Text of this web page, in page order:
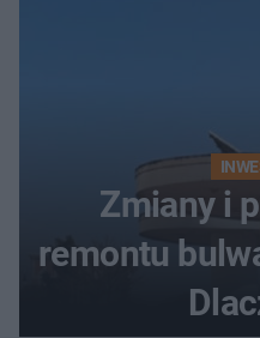
Zmiany i
remontu